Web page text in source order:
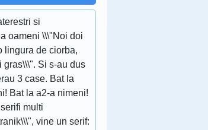
si
oameni \\\"Noi doi
lingura de ciorba,
gras\\\". Si s-au dus
3 case. Bat la
Bat la a2-a nimeni!
multi
vine un serif: